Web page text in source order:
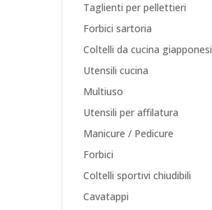
Taglienti per pellettieri
Forbici sartoria
Coltelli da cucina giapponesi
Utensili cucina
Multiuso
Utensili per affilatura
Manicure / Pedicure
Forbici
Coltelli sportivi chiudibili
Cavatappi